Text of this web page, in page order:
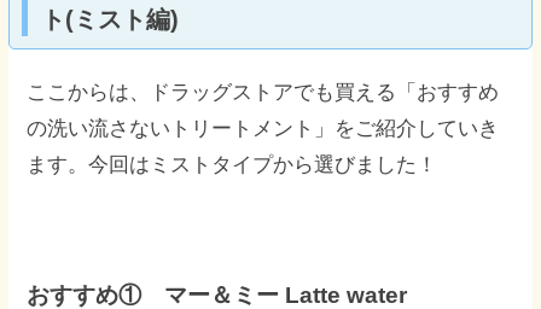
ト(ミスト編)
ここからは、ドラッグストアでも買える「おすすめ
の洗い流さないトリートメント」をご紹介していき
ます。今回はミストタイプから選びました！
おすすめ① マー＆ミー Latte water